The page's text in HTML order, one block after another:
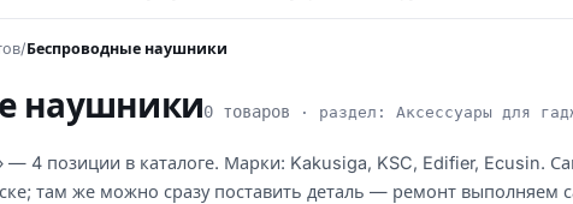
/Беспроводные наушники
наушники0 товаров · раздел: Аксессуары для
4 позиции в каталоге. Марки: Kakusiga, KSC, Edifier, Ecusin.
там же можно сразу поставить деталь — ремонт выполняем